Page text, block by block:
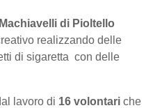
di Pioltello
realizzando delle
di sigaretta con delle
lavoro di 16 volontari che